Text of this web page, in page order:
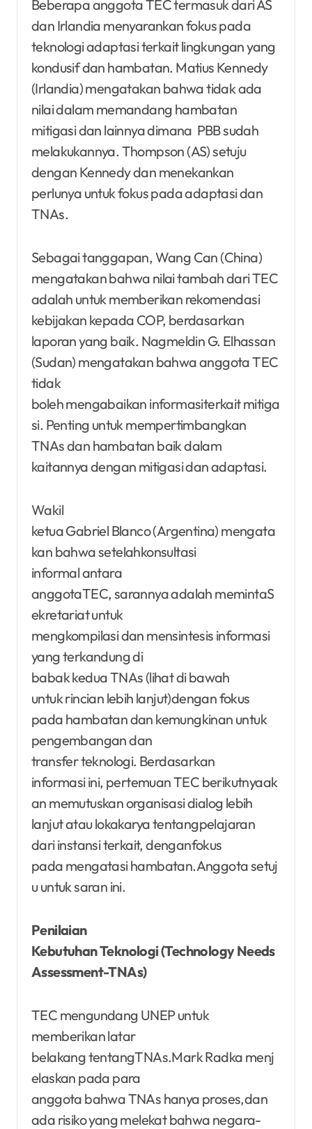
Beberapa anggota TEC termasuk dari AS
dan Irlandia menyarankan fokus pada
teknologi adaptasi terkait lingkungan yang
kondusif dan hambatan. Matius Kennedy
(Irlandia) mengatakan bahwa tidak ada
nilai dalam memandang hambatan
mitigasi dan lainnya dimana PBB sudah
melakukannya. Thompson (AS) setuju
dengan Kennedy dan menekankan
perlunya untuk fokus pada adaptasi dan
TNAs.
Sebagai tanggapan, Wang Can (China)
mengatakan bahwa nilai tambah dari TEC
adalah untuk memberikan rekomendasi
kebijakan kepada COP, berdasarkan
laporan yang baik. Nagmeldin G. Elhassan
(Sudan) mengatakan bahwa anggota TEC
tidak
boleh mengabaikan informasiterkait mitiga
si. Penting untuk mempertimbangkan
TNAs dan hambatan baik dalam
kaitannya dengan mitigasi dan adaptasi.
Wakil
ketua Gabriel Blanco (Argentina) mengata
kan bahwa setelahkonsultasi
informal antara
anggotaTEC, sarannya adalah memintaS
ekretariat untuk
mengkompilasi dan mensintesis informasi
yang terkandung di
babak kedua TNAs (lihat di bawah
untuk rincian lebih lanjut)dengan fokus
pada hambatan dan kemungkinan untuk
pengembangan dan
transfer teknologi. Berdasarkan
informasi ini, pertemuan TEC berikutnyaak
an memutuskan organisasi dialog lebih
lanjut atau lokakarya tentangpelajaran
dari instansi terkait, denganfokus
pada mengatasi hambatan.Anggota setuj
u untuk saran ini.
Penilaian
Kebutuhan Teknologi (Technology Needs
Assessment-TNAs)
TEC mengundang UNEP untuk
memberikan latar
belakang tentangTNAs.Mark Radka menj
elaskan pada para
anggota bahwa TNAs hanya proses,dan
ada risiko yang melekat bahwa negara-